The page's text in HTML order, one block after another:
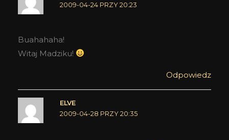
2009-04-24 PRZY 20:23
Buahahaha!
Witaj Madziku!
Odpowiedz
ELVE
2009-04-28 PRZY 20:35